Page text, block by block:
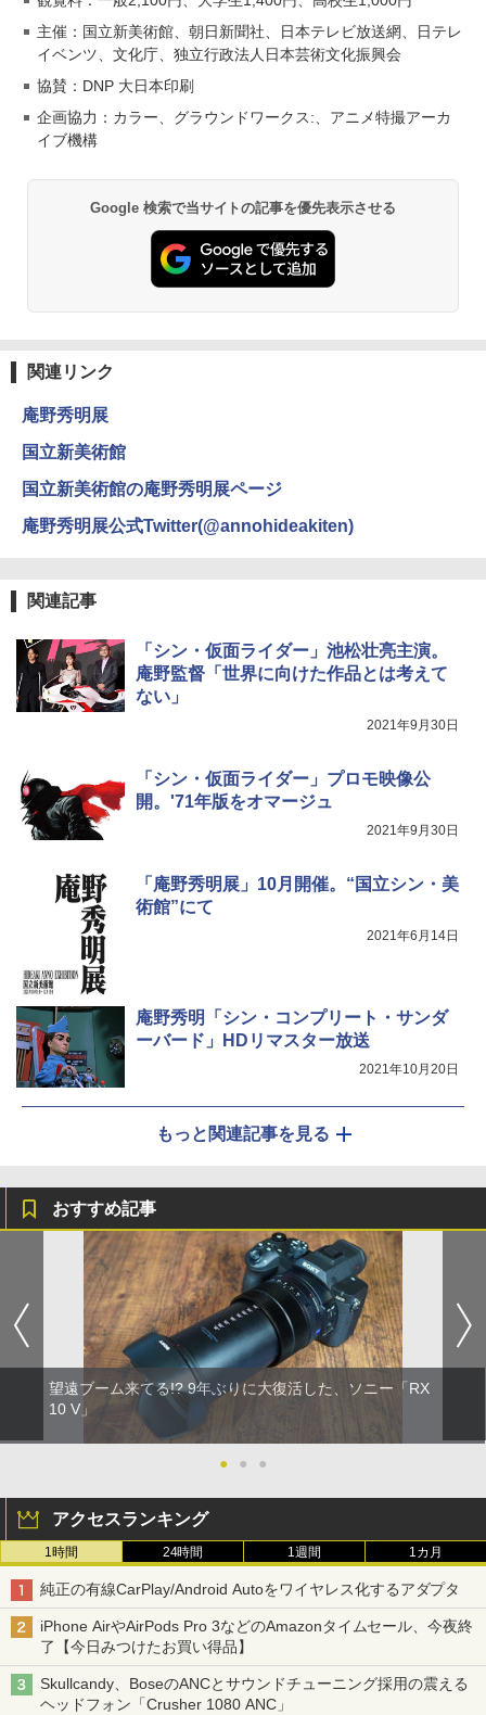
主催：国立新美術館、朝日新聞社、日本テレビ放送網、日テレ
イベンツ、文化庁、独立行政法人日本芸術文化振興会
協賛：DNP 大日本印刷
企画協力：カラー、グラウンドワークス:、アニメ特撮アーカ
イブ機構
Google 検索で当サイトの記事を優先表示させる
関連リンク
庵野秀明展
国立新美術館
国立新美術館の庵野秀明展ページ
庵野秀明展公式Twitter(@annohideakiten)
関連記事
「シン・仮面ライダー」池松壮亮主演。
庵野監督「世界に向けた作品とは考えて
ない」
2021年9月30日
「シン・仮面ライダー」プロモ映像公
開。'71年版をオマージュ
2021年9月30日
「庵野秀明展」10月開催。“国立シン・美
術館”にて
2021年6月14日
庵野秀明「シン・コンプリート・サンダ
ーバード」HDリマスター放送
2021年10月20日
もっと関連記事を見る
おすすめ記事
望遠ブーム来てる!? 9年ぶりに大復活した、ソニー「RX
10 V」
● ● ●
アクセスランキング
1時間 24時間 1週間 1カ月
純正の有線CarPlay/Android Autoをワイヤレス化するアダプタ
iPhone AirやAirPods Pro 3などのAmazonタイムセール、今夜終
了【今日みつけたお買い得品】
Skullcandy、BoseのANCとサウンドチューニング採用の震える
ヘッドフォン「Crusher 1080 ANC」